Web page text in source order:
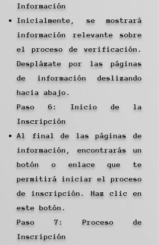
Información
Inicialmente, se mostrará
información relevante sobre
el proceso de verificación.
Desplázate por las páginas
de información deslizando
hacia abajo.
Paso 6: Inicio de la
Inscripción
Al final de las páginas de
información, encontrarás un
botón o enlace que te
permitirá iniciar el proceso
de inscripción. Haz clic en
este botón.
Paso 7: Proceso de
Inscripción